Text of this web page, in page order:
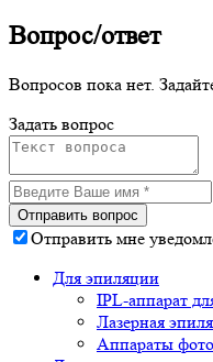
Вопрос/ответ
Вопросов пока нет.
Задать вопрос
Отправить мне
Для эпиляции
IPL-аппарат
Лазерная
Аппараты